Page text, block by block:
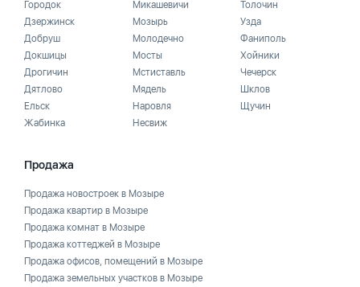
Городок
Дзержинск
Добруш
Докшицы
Дрогичин
Дятлово
Ельск
Жабинка
Микашевичи
Мозырь
Молодечно
Мосты
Мстиставль
Мядель
Наровля
Несвиж
Толочин
Узда
Фаниполь
Хойники
Чечерск
Шклов
Щучин
Продажа
Продажа новостроек в Мозыре
Продажа квартир в Мозыре
Продажа комнат в Мозыре
Продажа коттеджей в Мозыре
Продажа офисов, помещений в Мозыре
Продажа земельных участков в Мозыре